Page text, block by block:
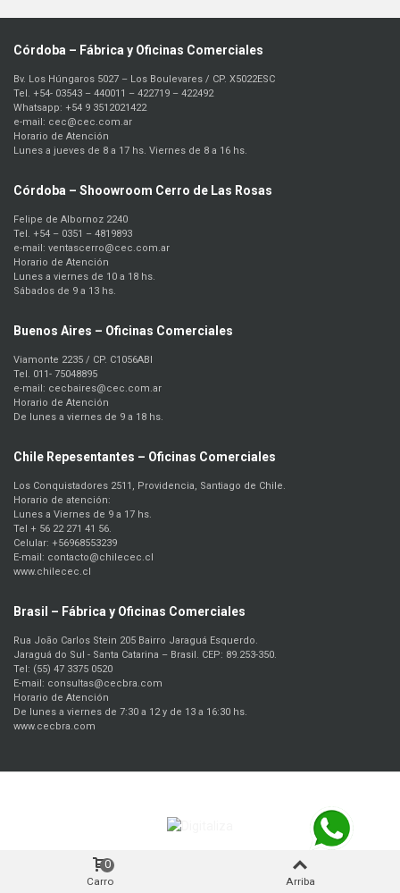
Contacto vía WhatsApp
Córdoba – Fábrica y Oficinas Comerciales
Bv. Los Húngaros 5027 – Los Boulevares / CP. X5022ESC
Tel. +54- 03543 – 440011 – 422719 – 422492
Whatsapp: +54 9 3512021422
e-mail: cec@cec.com.ar
Horario de Atención
Lunes a jueves de 8 a 17 hs. Viernes de 8 a 16 hs.
Córdoba – Shoowroom Cerro de Las Rosas
Felipe de Albornoz 2240
Tel. +54 – 0351 – 4819893
e-mail: ventascerro@cec.com.ar
Horario de Atención
Lunes a viernes de 10 a 18 hs.
Sábados de 9 a 13 hs.
Buenos Aires – Oficinas Comerciales
Viamonte 2235 / CP. C1056ABI
Tel. 011- 75048895
e-mail: cecbaires@cec.com.ar
Horario de Atención
De lunes a viernes de 9 a 18 hs.
Chile Repesentantes – Oficinas Comerciales
Los Conquistadores 2511, Providencia, Santiago de Chile.
Horario de atención:
Lunes a Viernes de 9 a 17 hs.
Tel + 56 22 271 41 56.
Celular: +56968553239
E-mail: contacto@chilecec.cl
www.chilecec.cl
Brasil – Fábrica y Oficinas Comerciales
Rua João Carlos Stein 205 Bairro Jaraguá Esquerdo.
Jaraguá do Sul - Santa Catarina – Brasil. CEP: 89.253-350.
Tel: (55) 47 3375 0520
E-mail: consultas@cecbra.com
Horario de Atención
De lunes a viernes de 7:30 a 12 y de 13 a 16:30 hs.
www.cecbra.com
Carro
0
Arriba